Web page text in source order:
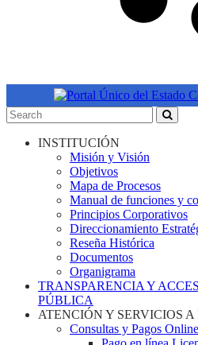
INSTITUCIÓN
Misión y Visión
Objetivos
Mapa de Procesos
Manual de funciones y
Principios Corporativos
Direccionamiento
Reseña Histórica
Documentos
Organigrama
TRANSPARENCIA Y
PÚBLICA
ATENCIÓN Y SERVICIOS
Consultas y Pagos Online